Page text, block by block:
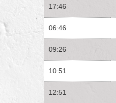
17:46
06:46
09:26
10:51
12:51